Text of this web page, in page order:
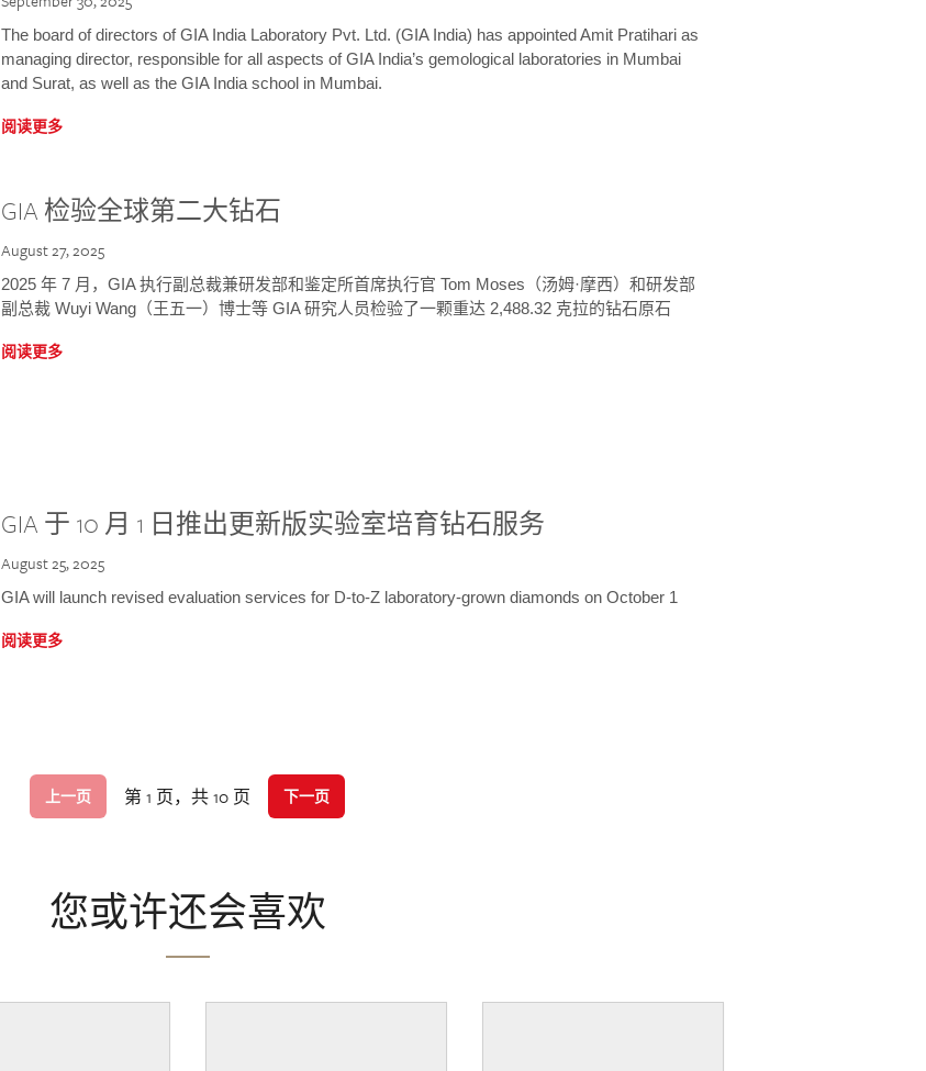
The board of directors of GIA India Laboratory Pvt. Ltd. (GIA India) has appointed Amit Pratihari as
managing director, responsible for all aspects of GIA India’s gemological laboratories in Mumbai
and Surat, as well as the GIA India school in Mumbai.
阅读更多
GIA 检验全球第二大钻石
August 27, 2025
2025 年 7 月，GIA 执行副总裁兼研发部和鉴定所首席执行官 Tom Moses（汤姆·摩西）和研发部
副总裁 Wuyi Wang（王五一）博士等 GIA 研究人员检验了一颗重达 2,488.32 克拉的钻石原石
阅读更多
GIA 于 10 月 1 日推出更新版实验室培育钻石服务
August 25, 2025
GIA will launch revised evaluation services for D-to-Z laboratory-grown diamonds on October 1
阅读更多
上一页 第 1 页，共 10 页 下一页
您或许还会喜欢